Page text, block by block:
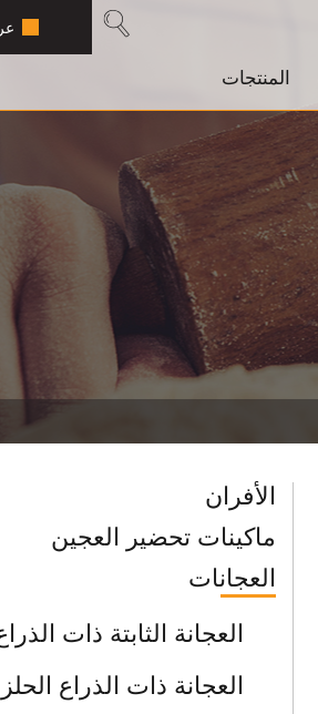
المنتجات
الأفران
ماكينات تحضير العجين
العجانات
العجانة الثابتة ذات
العجانة ذات الذراع